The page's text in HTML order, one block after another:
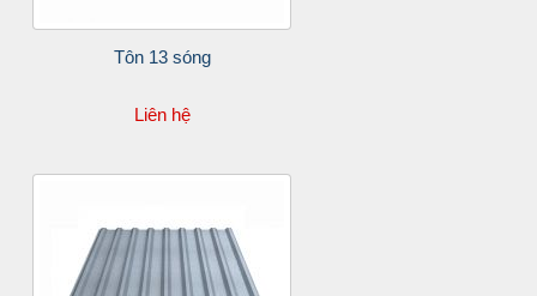
Tôn 13 sóng
Liên hệ